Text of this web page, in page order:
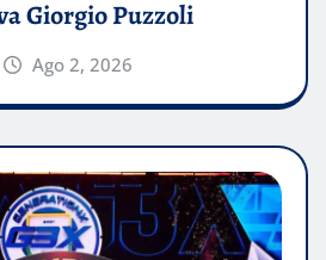
Giorgio Puzzoli
Ago 2, 2026